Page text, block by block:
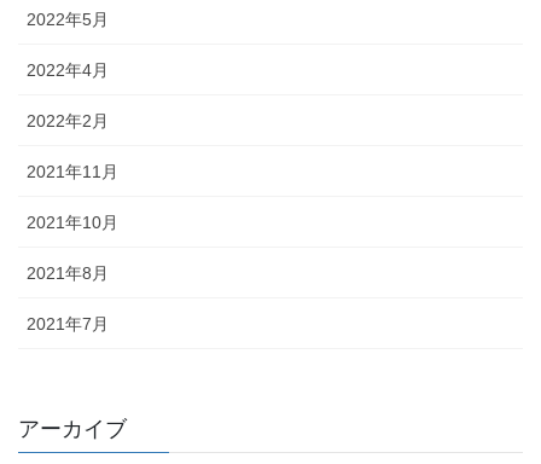
2022年5月
2022年4月
2022年2月
2021年11月
2021年10月
2021年8月
2021年7月
アーカイブ